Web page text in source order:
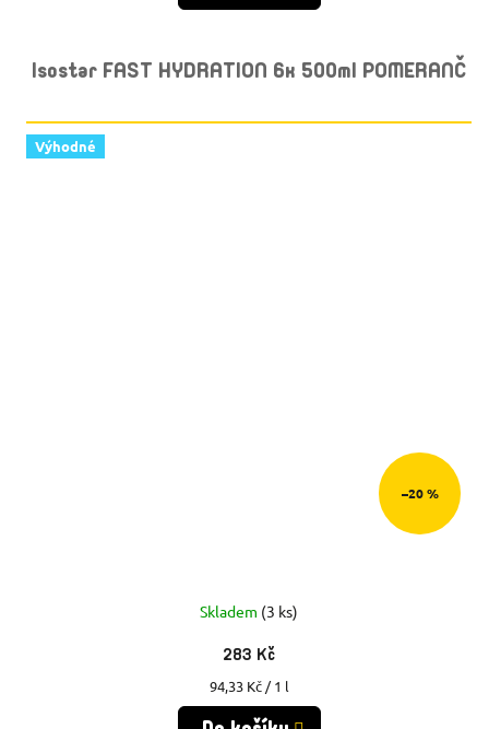
Isostar FAST HYDRATION 6x 500ml POMERANČ
Výhodné
–20 %
Skladem (3 ks)
283 Kč
Měrná
cena:
94,33 Kč / 1 l